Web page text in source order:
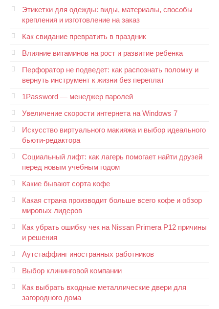
Этикетки для одежды: виды, материалы, способы
крепления и изготовление на заказ
Как свидание превратить в праздник
Влияние витаминов на рост и развитие ребенка
Перфоратор не подведет: как распознать поломку и
вернуть инструмент к жизни без переплат
1Password — менеджер паролей
Увеличение скорости интернета на Windows 7
Искусство виртуального макияжа и выбор идеального
бьюти-редактора
Социальный лифт: как лагерь помогает найти друзей
перед новым учебным годом
Какие бывают сорта кофе
Какая страна производит больше всего кофе и обзор
мировых лидеров
Как убрать ошибку чек на Nissan Primera P12 причины
и решения
Аутстаффинг иностранных работников
Выбор клининговой компании
Как выбрать входные металлические двери для
загородного дома